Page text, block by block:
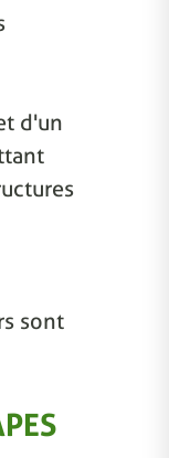
d'un
sont